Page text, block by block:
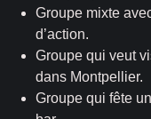
Groupe mixte
d’action.
Groupe qui veut
dans Montpellier.
Groupe qui fête